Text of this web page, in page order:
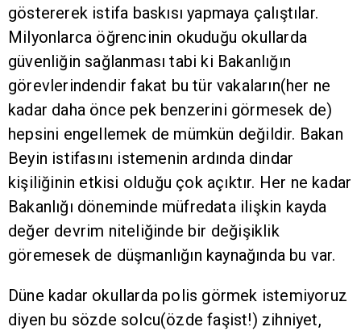
göstererek istifa baskısı yapmaya çalıştılar.
Milyonlarca öğrencinin okuduğu okullarda
güvenliğin sağlanması tabi ki Bakanlığın
görevlerindendir fakat bu tür vakaların(her ne
kadar daha önce pek benzerini görmesek de)
hepsini engellemek de mümkün değildir. Bakan
Beyin istifasını istemenin ardında dindar
kişiliğinin etkisi olduğu çok açıktır. Her ne kadar
Bakanlığı döneminde müfredata ilişkin kayda
değer devrim niteliğinde bir değişiklik
göremesek de düşmanlığın kaynağında bu var.
Düne kadar okullarda polis görmek istemiyoruz
diyen bu sözde solcu(özde faşist!) zihniyet,